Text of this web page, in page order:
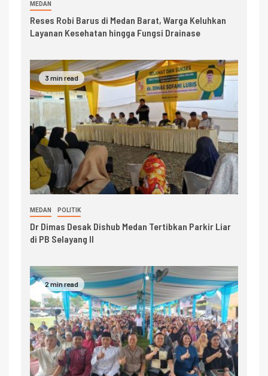
MEDAN
Reses Robi Barus di Medan Barat, Warga Keluhkan
Layanan Kesehatan hingga Fungsi Drainase
3 min read
MEDAN POLITIK
Dr Dimas Desak Dishub Medan Tertibkan Parkir Liar
di PB Selayang II
2 min read